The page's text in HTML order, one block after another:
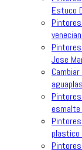
Estuco
Jose
esmalte
plastico